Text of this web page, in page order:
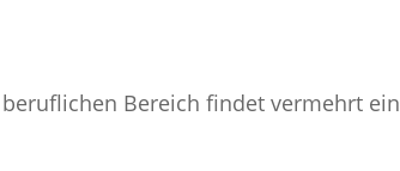
Bereich findet vermehrt ein